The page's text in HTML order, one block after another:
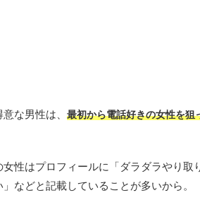
な男性は、 最初から電話好きの女性を狙
性はプロフィールに「ダラダラやり取
などと記載していることが多いから。